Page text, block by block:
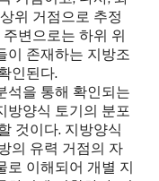
위 거점으로 추정
변으로는 하위 위
이 존재하는 지방조
인된다.
석을 통해 확인되는
방양식 토기의 분포
것이다. 지방양식
의 유력 거점의 자
로 이해되어 개별 지